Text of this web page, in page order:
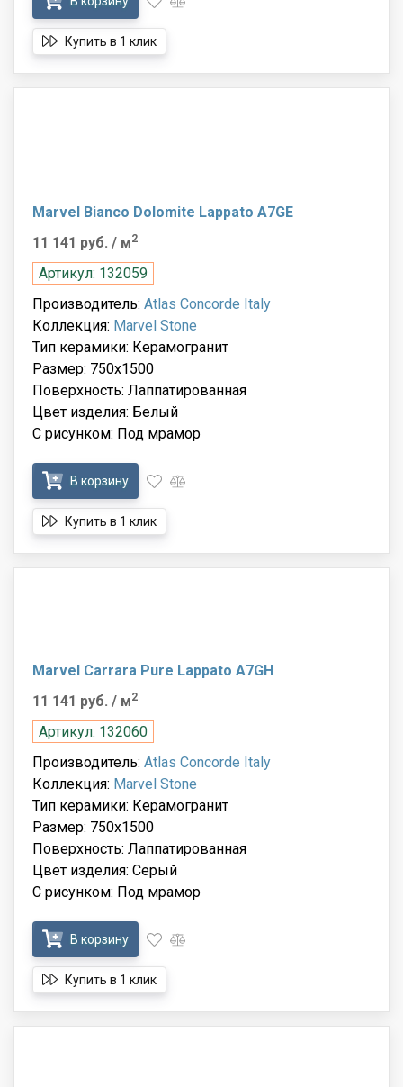
Купить в 1 клик
Marvel Bianco Dolomite Lappato A7GE
11 141 руб. / м2
Артикул: 132059
Производитель: Atlas Concorde Italy
Коллекция: Marvel Stone
Тип керамики: Керамогранит
Размер: 750x1500
Поверхность: Лаппатированная
Цвет изделия: Белый
С рисунком: Под мрамор
В корзину
Купить в 1 клик
Marvel Carrara Pure Lappato A7GH
11 141 руб. / м2
Артикул: 132060
Производитель: Atlas Concorde Italy
Коллекция: Marvel Stone
Тип керамики: Керамогранит
Размер: 750x1500
Поверхность: Лаппатированная
Цвет изделия: Серый
С рисунком: Под мрамор
В корзину
Купить в 1 клик